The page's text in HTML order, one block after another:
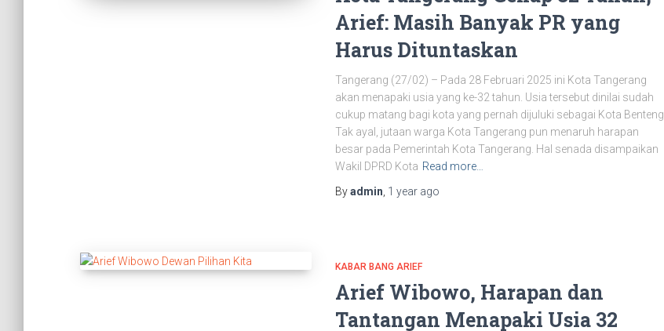
Arief: Masih Banyak PR yang
Harus Dituntaskan
Tangerang (27/02) – Pada 28 Februari 2025 ini Kota Tangerang
akan menapaki usia yang ke-32 tahun. Usia tersebut dinilai sudah
cukup matang bagi kota yang pernah dijuluki sebagai Kota Benteng.
Tak ayal, jutaan warga Kota Tangerang pun menaruh harapan
besar pada Pemerintah Kota Tangerang. Hal senada disampaikan
Wakil DPRD Kota Read more…
Byadmin 1 year ago
KABAR BANG ARIEF
Arief Wibowo, Harapan dan
Tantangan Menapaki Usia 32